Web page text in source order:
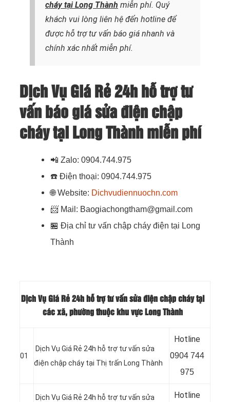
cháytại Long Thành miễn phí. Quý
khách vui lòng liên hệ đến hotline để
được hỗ trợ tư vấn báo giá nhanh và
chính xác nhất miễn phí.
Dịch Vụ Giá Rẻ 24h hỗ trợ tư
vấn báo giá sửa điện chập
cháy tại Long Thành miễn phí
📲 Zalo: 0904.744.975
☎️ Điện thoại: 0904.744.975
🌐Website: Dichvudiennuochn.com
📨 Mail: Baogiachongtham@gmail.com
🏪 Địa chỉ tư vấn chập cháy điện tại Long
Thành
Dịch Vụ Giá Rẻ 24h hỗ trợ tư vấn sửa điện chập cháy tại
các xã, phường thuộc khu vực Long Thành
01
Dịch Vụ Giá Rẻ 24h hỗ trợ tư vấn sửa
điện chập cháy tại Thị trấn Long Thành
Hotline
0904 744
975
Dịch Vụ Giá Rẻ 24h hỗ trợ tư vấn sửa
Hotline